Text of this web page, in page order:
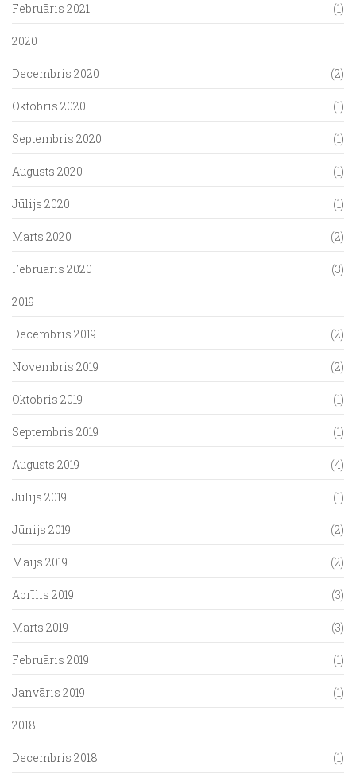
Februāris 2021 (1)
2020
Decembris 2020 (2)
Oktobris 2020 (1)
Septembris 2020 (1)
Augusts 2020 (1)
Jūlijs 2020 (1)
Marts 2020 (2)
Februāris 2020 (3)
2019
Decembris 2019 (2)
Novembris 2019 (2)
Oktobris 2019 (1)
Septembris 2019 (1)
Augusts 2019 (4)
Jūlijs 2019 (1)
Jūnijs 2019 (2)
Maijs 2019 (2)
Aprīlis 2019 (3)
Marts 2019 (3)
Februāris 2019 (1)
Janvāris 2019 (1)
2018
Decembris 2018 (1)